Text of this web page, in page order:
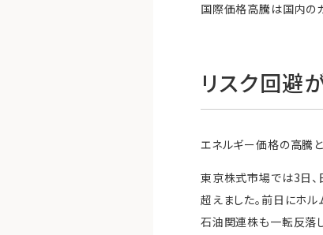
国際価格高騰は国内の
リスク回避
エネルギー価格の高騰
東京株式市場では3日
超えました。前日にホ
石油関連株も一転反落